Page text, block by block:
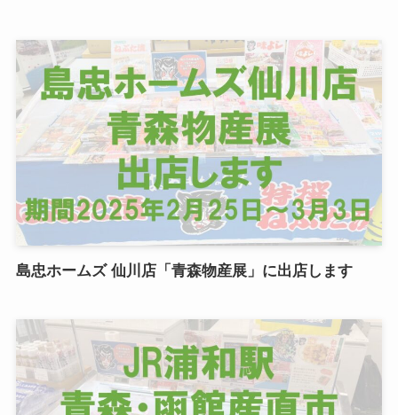
島忠ホームズ 仙川店「青森物産展」に出店します